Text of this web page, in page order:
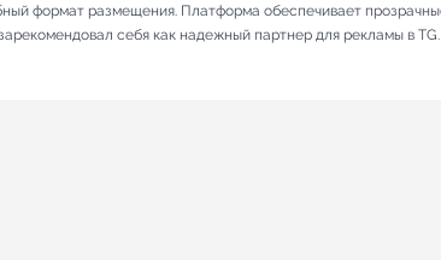
формат размещения. Платформа обеспечивает
себя как надежный партнер для рекламы в